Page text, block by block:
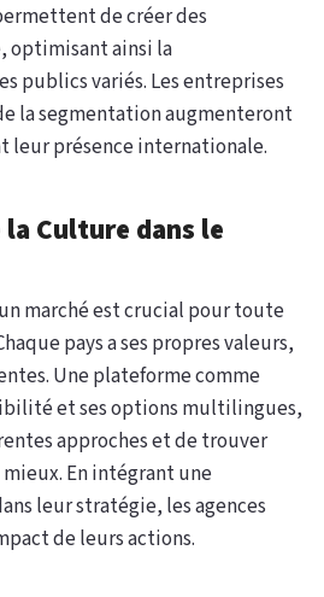
de créer des
optimisant ainsi la
publics variés. Les entreprises
la segmentation augmenteront
leur présence internationale.
la Culture dans le
marché est crucial pour toute
pays a ses propres valeurs,
Une plateforme comme
et ses options multilingues,
approches et de trouver
En intégrant une
leur stratégie, les agences
de leurs actions.